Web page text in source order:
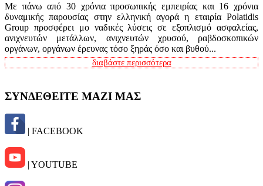
Με πάνω από 30 χρόνια προσωπικής εμπειρίας και 16 χρόνια
δυναμικής παρουσίας στην ελληνική αγορά η εταιρία Polatidis
Group προσφέρει μο ναδικές λύσεις σε εξοπλισμό ασφαλείας,
ανιχνευτών μετάλλων, ανιχνευτών χρυσού, ραβδοσκοπικών
οργάνων, οργάνων έρευνας τόσο ξηράς όσο και βυθού...
διαβάστε περισσότερα
ΣΥΝΔΕΘΕΙΤΕ ΜΑΖΙ ΜΑΣ
| FACEBOOK
| YOUTUBE